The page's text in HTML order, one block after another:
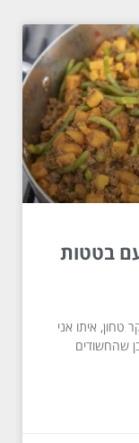
בטטות
טחון, איתו אני
שהחשודים